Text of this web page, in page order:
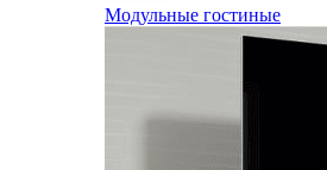
Модульные гостиные